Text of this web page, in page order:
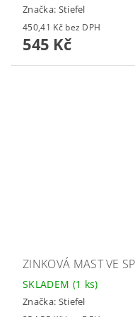
Značka: Stiefel
450,41 Kč bez DPH
545 Kč
ZINKOVÁ MAST VE
SKLADEM (1 ks)
Značka: Stiefel